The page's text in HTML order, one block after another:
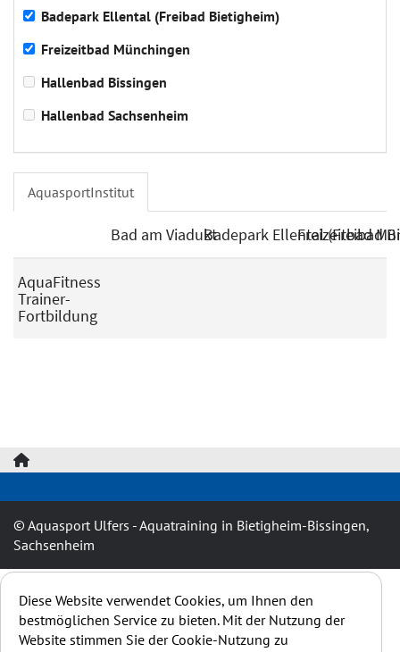
Badepark Ellental (Freibad Bietigheim)
Freizeitbad Münchingen
Hallenbad Bissingen
Hallenbad Sachsenheim
AquasportInstitut
Bad am ViaduktBadepark Ellental (Freibad
Freizeitbad
AquaFitness
Trainer-
Fortbildung
© Aquasport Ulfers - Aquatraining in Bietigheim-Bissingen,
Sachsenheim
Diese Website verwendet Cookies, um Ihnen den
bestmöglichen Service zu bieten. Mit der Nutzung der
Website stimmen Sie der Cookie-Nutzung zu